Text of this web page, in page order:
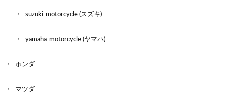
suzuki-motorcycle (スズキ)
yamaha-motorcycle (ヤマハ)
ホンダ
マツダ